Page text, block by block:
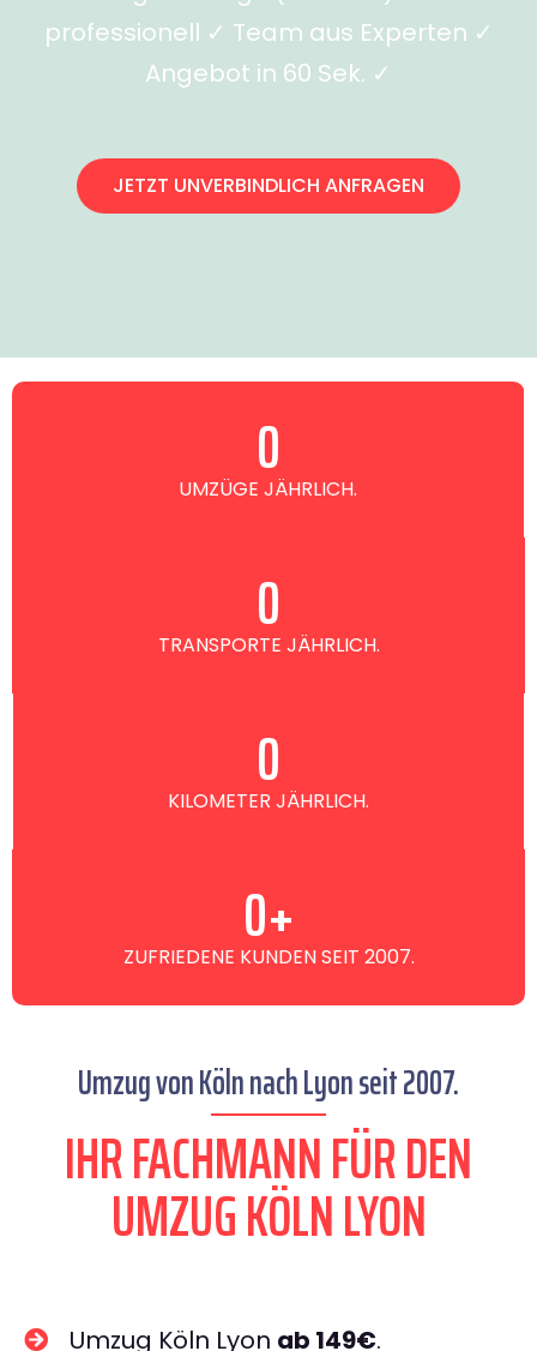
professionell ✓ Team aus Experten ✓
Angebot in 60 Sek. ✓
JETZT UNVERBINDLICH ANFRAGEN
UMZÜGE JÄHRLICH.
0
TRANSPORTE JÄHRLICH.
0
KILOMETER JÄHRLICH.
0
ZUFRIEDENE KUNDEN SEIT 2007.
0+
Umzug von Köln nach Lyon seit 2007.
IHR FACHMANN FÜR DEN
UMZUG KÖLN LYON
Umzug Köln Lyon ab 149€.